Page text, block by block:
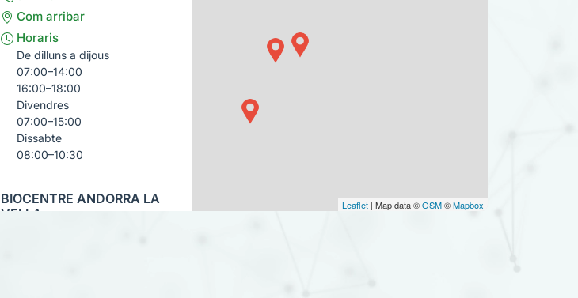
Com arribar
Horaris
De dilluns a dijous
07:00–14:00
16:00–18:00
Divendres
07:00–15:00
Dissabte
08:00–10:30
BIOCENTRE ANDORRA LA
VELLA
Leaflet| Map data ©OSM©Mapbox